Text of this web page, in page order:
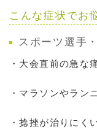
こんな症状でお
スポーツ選手
・大会直前の急な
・マラソンやラン
・捻挫が治りにく